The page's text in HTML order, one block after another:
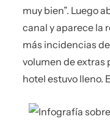
muy bien”. Luego
canal y aparece la
más incidencias
volumen de extras
hotel estuvo lleno.